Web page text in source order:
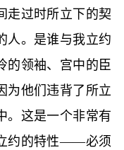
走过时所立下的契
人。是谁与我立约
的领袖、宫中的臣
为他们违背了所立
。这是一个非常有
约的特性——必须